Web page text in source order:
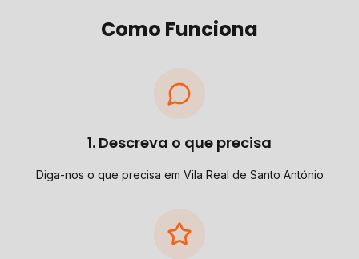
Como Funciona
1. Descreva o que precisa
Diga-nos o que precisa em Vila Real de Santo António